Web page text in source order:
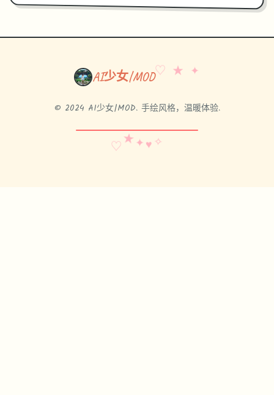
AI少女|MOD♡ ★ ✦
© 2024 AI少女|MOD. 手绘风格，温暖体验.
♡★ ✦♥ ✧